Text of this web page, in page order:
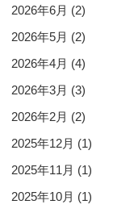
2026年6月 (2)
2026年5月 (2)
2026年4月 (4)
2026年3月 (3)
2026年2月 (2)
2025年12月 (1)
2025年11月 (1)
2025年10月 (1)